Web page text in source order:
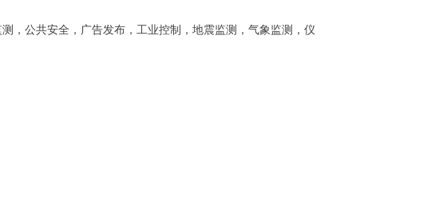
，公共安全，广告发布，工业控制，地震监测，气象监测，仪